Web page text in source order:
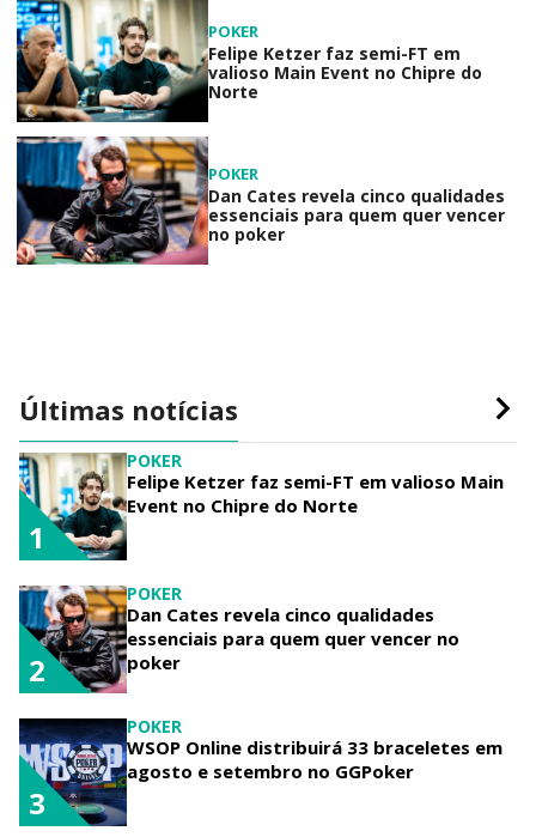
POKER
Felipe Ketzer faz semi-FT em
valioso Main Event no Chipre do
Norte
POKER
Dan Cates revela cinco qualidades
essenciais para quem quer vencer
no poker
Últimas notícias
POKER
Felipe Ketzer faz semi-FT em valioso Main
Event no Chipre do Norte
1
POKER
Dan Cates revela cinco qualidades
essenciais para quem quer vencer no
poker
2
POKER
WSOP Online distribuirá 33 braceletes em
agosto e setembro no GGPoker
3